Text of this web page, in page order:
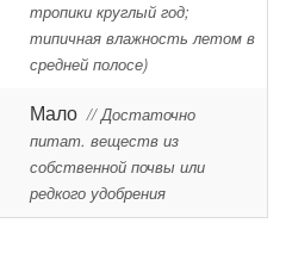
тропики круглый год;
типичная влажность летом в
средней полосе)
Мало // Достаточно
питат. веществ из
собственной почвы или
редкого удобрения